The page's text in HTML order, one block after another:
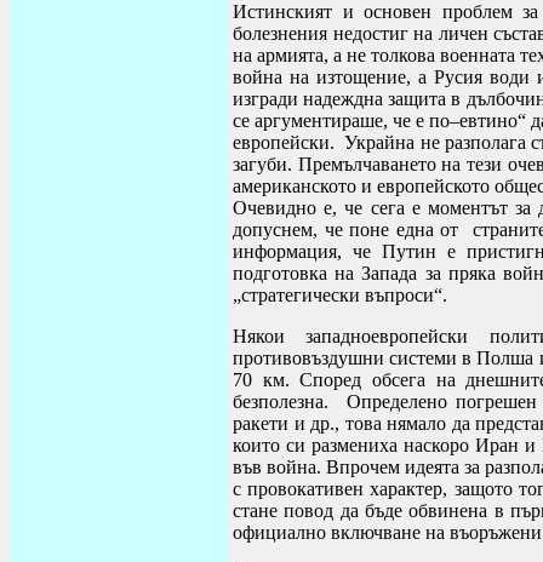
Истинският и основен проблем
болезнения недостиг на личен
на армията, а не толкова военната
война на изтощение, а Русия води
изгради надеждна защита в
се аргументираше, че е по–евтино“
европейски. Украйна не разполага
загуби. Премълчаването на тези
американското и европейското
Очевидно е, че сега е моментът
допуснем, че поне една от
информация, че Путин е
подготовка на Запада за пряка
„стратегически въпроси“.
Някои западноевропейски
противовъздушни системи в Полша
70 км. Според обсега на
безполезна. Определено
ракети и др., това нямало да
които си размениха наскоро Иран
във война. Впрочем идеята за
с провокативен характер, защото
стане повод да бъде обвинена в
официално включване на